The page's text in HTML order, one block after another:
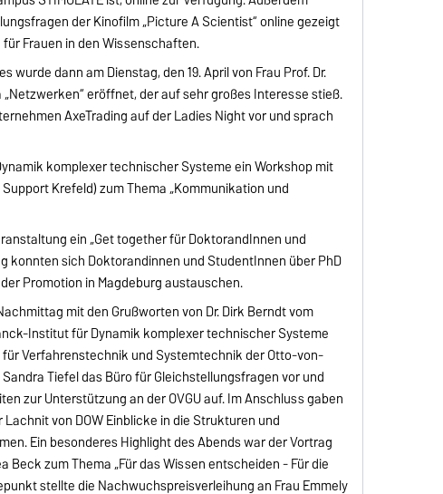
der Kinofilm „Picture A Scientist“ online gezeigt
Frauen in den Wissenschaften.
dann am Dienstag, den 19. April von Frau Prof. Dr.
eröffnet, der auf sehr großes Interesse stieß.
AxeTrading auf der Ladies Night vor und sprach
komplexer technischer Systeme ein Workshop mit
Krefeld) zum Thema „Kommunikation und
ein „Get together für DoktorandInnen und
konnten sich Doktorandinnen und StudentInnen über PhD
Promotion in Magdeburg austauschen.
mit den Grußworten von Dr. Dirk Berndt vom
Institut für Dynamik komplexer technischer Systeme
für Verfahrenstechnik und Systemtechnik der Otto-von-
Tiefel das Büro für Gleichstellungsfragen vor und
zur Unterstützung an der OVGU auf. Im Anschluss gaben
von DOW Einblicke in die Strukturen und
Ein besonderes Highlight des Abends war der Vortrag
zum Thema „Für das Wissen entscheiden - Für die
stellte die Nachwuchspreisverleihung an Frau Emmely